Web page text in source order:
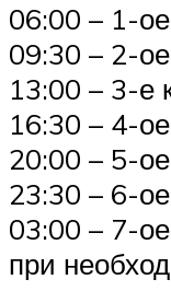
06:00 – 1-
09:30 – 2-
13:00 – 3-е
16:30 – 4-
20:00 – 5-
23:30 – 6-
03:00 – 7-
при